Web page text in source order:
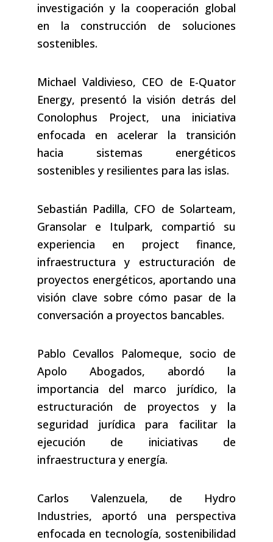
investigación y la cooperación global
en la construcción de soluciones
sostenibles.
Michael Valdivieso, CEO de E-Quator
Energy, presentó la visión detrás del
Conolophus Project, una iniciativa
enfocada en acelerar la transición
hacia sistemas energéticos
sostenibles y resilientes para las islas.
Sebastián Padilla, CFO de Solarteam,
Gransolar e Itulpark, compartió su
experiencia en project finance,
infraestructura y estructuración de
proyectos energéticos, aportando una
visión clave sobre cómo pasar de la
conversación a proyectos bancables.
Pablo Cevallos Palomeque, socio de
Apolo Abogados, abordó la
importancia del marco jurídico, la
estructuración de proyectos y la
seguridad jurídica para facilitar la
ejecución de iniciativas de
infraestructura y energía.
Carlos Valenzuela, de Hydro
Industries, aportó una perspectiva
enfocada en tecnología, sostenibilidad